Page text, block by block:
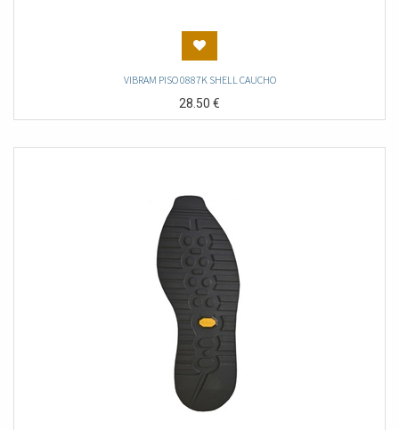
VIBRAM PISO 0887K SHELL CAUCHO
28.50€